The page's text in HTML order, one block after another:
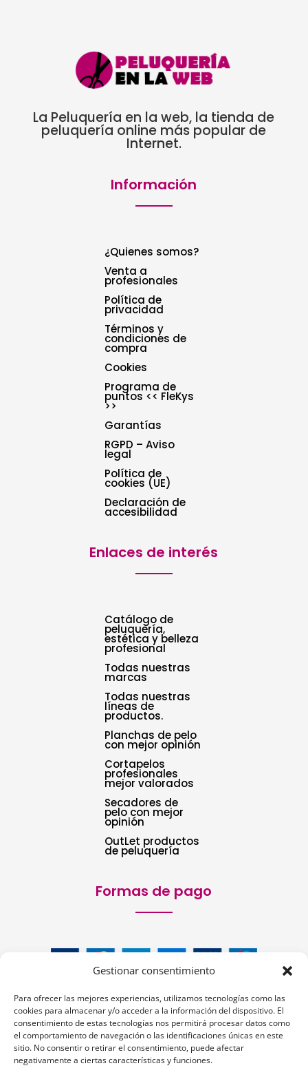
Gestionar consentimiento
Para ofrecer las mejores experiencias, utilizamos tecnologías como las
cookies para almacenar y/o acceder a la información del dispositivo. El
consentimiento de estas tecnologías nos permitirá procesar datos como
el comportamiento de navegación o las identificaciones únicas en este
sitio. No consentir o retirar el consentimiento, puede afectar
negativamente a ciertas características y funciones.
La Peluquería en la web, la tienda de
peluquería online más popular de
Internet.
Información
¿Quienes somos?
Venta a
profesionales
Política de
privacidad
Términos y
condiciones de
compra
Cookies
Programa de
puntos << FleKys
>>
Garantías
RGPD – Aviso
legal
Política de
cookies (UE)
Declaración de
accesibilidad
Enlaces de interés
Catálogo de
peluquería,
estética y belleza
profesional
Todas nuestras
marcas
Todas nuestras
líneas de
productos.
Planchas de pelo
con mejor opinión
Cortapelos
profesionales
mejor valorados
Secadores de
pelo con mejor
opinión
OutLet productos
de peluquería
Formas de pago
Siguenos: